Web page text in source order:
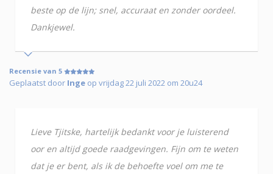
beste op de lijn; snel, accuraat en zonder oordeel.
Dankjewel.
Recensie van 5
Geplaatst door Inge op vrijdag 22 juli 2022 om 20u24
Lieve Tjitske, hartelijk bedankt voor je luisterend
oor en altijd goede raadgevingen. Fijn om te weten
dat je er bent, als ik de behoefte voel om me te